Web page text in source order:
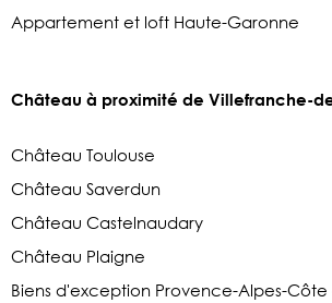
Appartement et loft Haute-Garonne
Château à proximité de Villefranche-
Château Toulouse
Château Saverdun
Château Castelnaudary
Château Plaigne
Biens d'exception Provence-Alpes-Côte